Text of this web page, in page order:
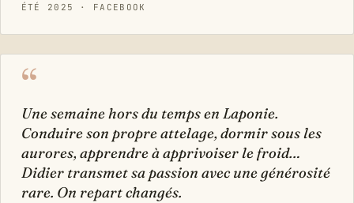
ÉTÉ 2025 · FACEBOOK
“
Une semaine hors du temps en Laponie.
Conduire son propre attelage, dormir sous les
aurores, apprendre à apprivoiser le froid…
Didier transmet sa passion avec une générosité
rare. On repart changés.